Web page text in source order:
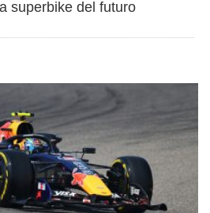
superbike del futuro